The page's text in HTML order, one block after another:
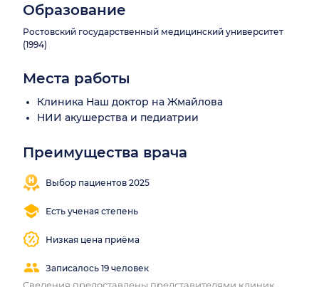
Образование
Ростовский государственный медицинский университет
(1994)
Места работы
Клиника Наш доктор на Жмайлова
НИИ акушерства и педиатрии
Преимущества врача
Выбор пациентов 2025
Есть ученая степень
Низкая цена приёма
Записалось 19 человек
Сведения предоставлены представителями клиник.